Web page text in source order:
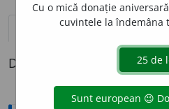
definiții (1) pronunțievolume_up (1)
Definiția cu ID-ul 45684:
Cu o mică donație
cuvintele la îndemâna